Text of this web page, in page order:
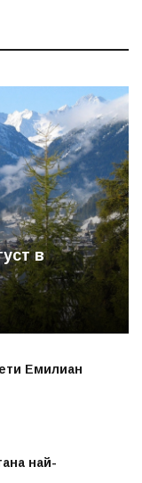
в
Емилиан
най-